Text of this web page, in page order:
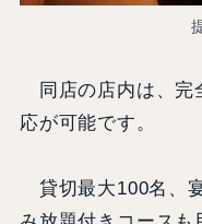
同店の店内は、完
応が可能です。
貸切最大100名、